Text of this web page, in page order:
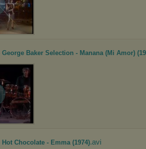
George Baker Selection - Manana (Mi Amor)
Hot Chocolate - Emma (1974).avi